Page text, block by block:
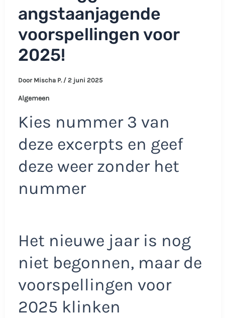
angstaanjagende
voorspellingen voor
2025!
Door Mischa P. / 2 juni 2025
Algemeen
Kies nummer 3 van
deze excerpts en geef
deze weer zonder het
nummer
Het nieuwe jaar is nog
niet begonnen, maar de
voorspellingen voor
2025 klinken